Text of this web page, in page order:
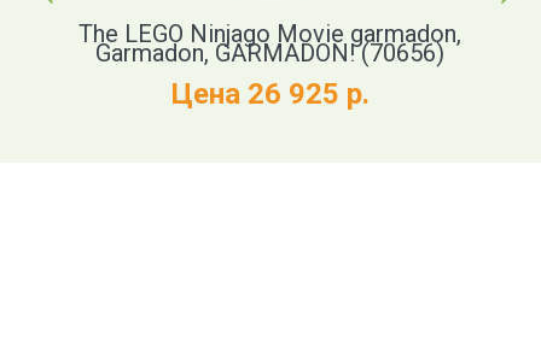
The LEGO Ninjago Movie garmadon,
Garmadon, GARMADON! (70656)
Цена 26 925 р.